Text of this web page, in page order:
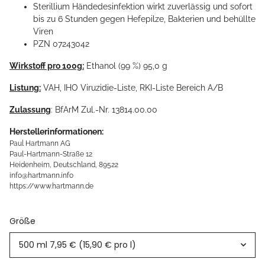
Sterillium Händedesinfektion wirkt zuverlässig und sofort
bis zu 6 Stunden gegen Hefepilze, Bakterien und behüllte
Viren
PZN 07243042
Wirkstoff pro 100g: Ethanol (99 %) 95,0 g
Listung: VAH, IHO Viruzidie-Liste, RKI-Liste Bereich A/B
Zulassung: BfArM Zul.-Nr. 13814.00.00
Herstellerinformationen:
Paul Hartmann AG
Paul-Hartmann-Straße 12
Heidenheim, Deutschland, 89522
info@hartmann.info
https://www.hartmann.de
Größe
500 ml 7,95 € (15,90 € pro l)